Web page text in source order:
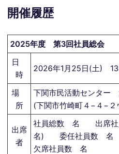
開催履歴
2025年度 第3回社員総会
日
時
2026年1月25日(土)
場
所
下関市民活動センター
(下関市竹崎町４−４−２
出席
者
社員総数 名 出席社
名) 委任社員数 名
欠席社員数 名